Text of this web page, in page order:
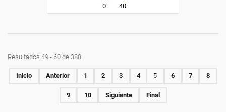
0 40
Resultados 49 - 60 de 388
Inicio Anterior 1 2 3 4 5 6 7 8
9 10 Siguiente Final